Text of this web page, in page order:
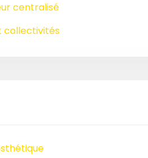
centralisé
collectivités